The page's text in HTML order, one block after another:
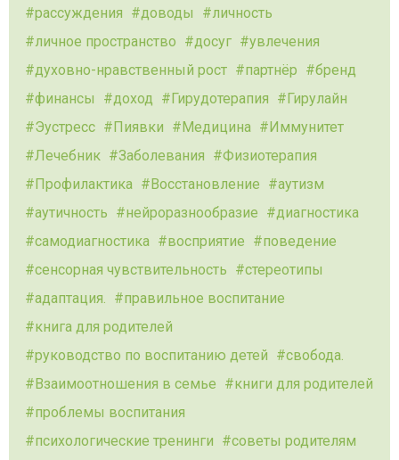
рассуждения
доводы
личность
личное пространство
досуг
увлечения
духовно-нравственный рост
партнёр
бренд
финансы
доход Гирудотерапия
Гирулайн
Эустресс
Пиявки Медицина
Иммунитет
Лечебник
Заболевания
Физиотерапия
Профилактика
Восстановление
аутизм
аутичность
нейроразнообразие
диагностика
самодиагностика
восприятие
поведение
сенсорная чувствительность
стереотипы
адаптация.
правильное воспитание
книга для родителей
руководство по воспитанию детей
свобода.
Взаимоотношения в семье
книги для родителей
проблемы воспитания
психологические тренинги
советы родителям